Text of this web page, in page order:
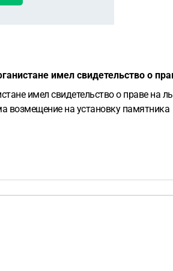
имел свидетельство о
имел свидетельство о праве на
возмещение на установку памятника